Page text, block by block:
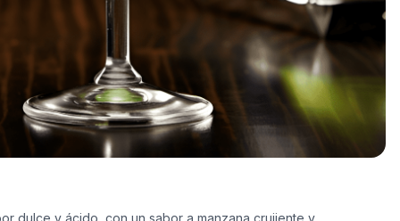
dulce y ácido, con un sabor a manzana crujiente y